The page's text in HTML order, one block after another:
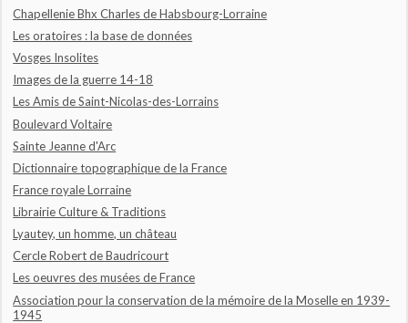
Chapellenie Bhx Charles de Habsbourg-Lorraine
Les oratoires : la base de données
Vosges Insolites
Images de la guerre 14-18
Les Amis de Saint-Nicolas-des-Lorrains
Boulevard Voltaire
Sainte Jeanne d'Arc
Dictionnaire topographique de la France
France royale Lorraine
Librairie Culture & Traditions
Lyautey, un homme, un château
Cercle Robert de Baudricourt
Les oeuvres des musées de France
Association pour la conservation de la mémoire de la Moselle en 1939-
1945